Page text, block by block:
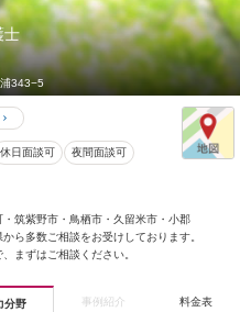
士
343−5
休日面談可 夜間面談可
・筑紫野市・鳥栖市・久留米市・小郡
ら多数ご相談をお受けしております。
まずはご相談ください。
分野 事例紹介 料金表